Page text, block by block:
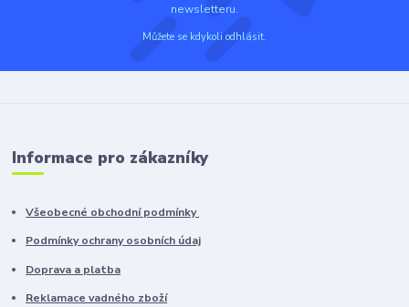
newsletteru.
Můžete se kdykoli odhlásit.
Informace pro zákazníky
Všeobecné obchodní podmínky
Podmínky ochrany osobních údaj
Doprava a platba
Reklamace vadného zboží